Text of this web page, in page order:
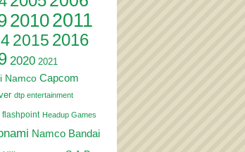
20102011
2015 2016
2020 2021
Namco Capcom
dtp entertainment
flashpoint Headup Games
Namco Bandai